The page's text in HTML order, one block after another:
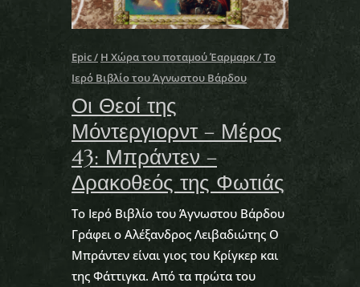
Epic Η Χώρα του ποταμού Έαρμαρκ
Το
Ιερό Βιβλίο του Άγνωστου Βάρδου
Οι Θεοί της
Μόντεργιορντ – Μέρος
43: Μπράντεν –
Δρακοθεός της Φωτιάς
Το Ιερό Βιβλίο του Άγνωστου Βάρδου
Γράφει ο Αλέξανδρος Λειβαδιώτης O
Μπράντεν είναι γιος του Κρίγκερ και
της Φάττιγκα. Από τα πρώτα του